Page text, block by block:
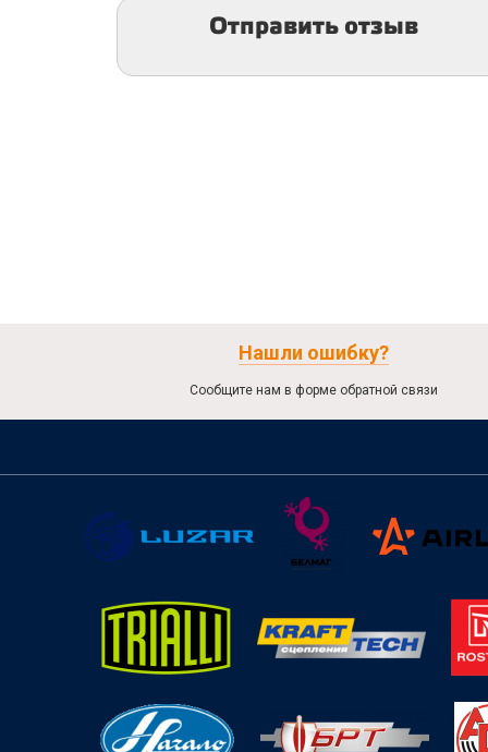
Отправить отзыв
Нашли ошибку?
Сообщите нам в форме обратной связи